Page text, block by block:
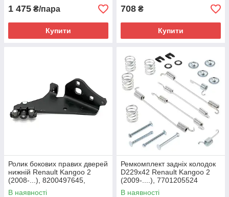
1 475 ₴/пара
Купити
708 ₴
Купити
Ролик бокових правих дверей
нижній Renault Kangoo 2
(2008-...), 8200497645,
8200497643
В наявності
Ремкомплект задніх колодок
D229x42 Renault Kangoo 2
(2009-....), 7701205524
В наявності